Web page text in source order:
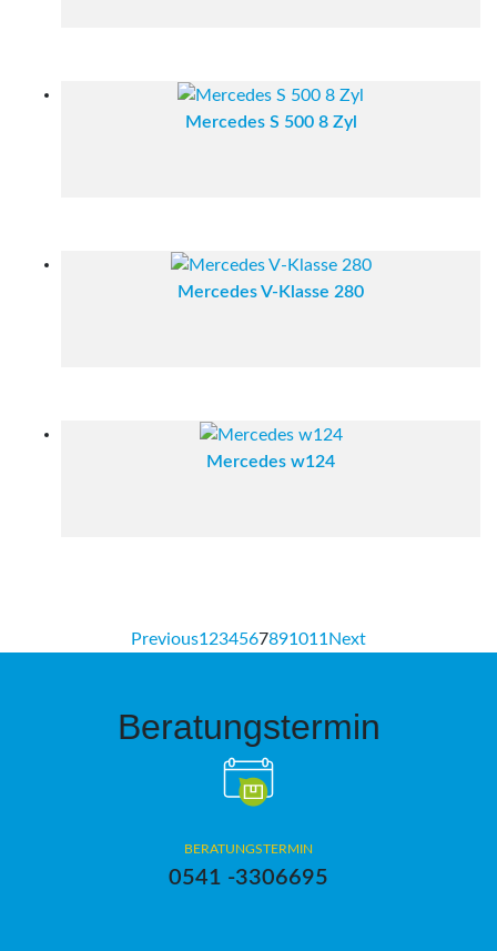
Mercedes S 500 8 Zyl
Mercedes V-Klasse 280
Mercedes w124
Previous1 234567891011 Next
Beratungstermin
BERATUNGSTERMIN
0541 -3306695